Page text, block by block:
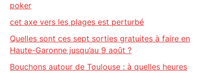
poker
cet axe vers les plages est perturbé
Quelles sont ces sept sorties gratuites à faire en
Haute-Garonne jusqu’au 9 août ?
Bouchons autour de Toulouse : à quelles heures